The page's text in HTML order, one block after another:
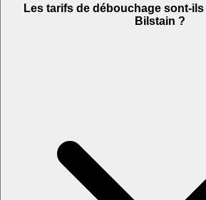
Les tarifs de débouchage sont-
Bilstain ?